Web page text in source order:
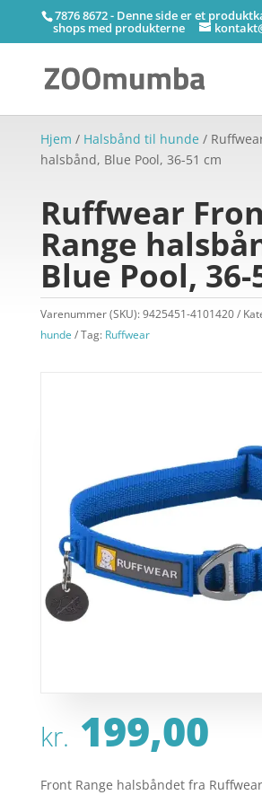
7876 8672 - Denne side er et
shops med produkterne
Hjem / Halsbånd til hunde /
halsbånd, Blue Pool, 36-51 cm
Ruffwear
Range
Blue Pool, 36-
Varenummer (SKU):9425451-4101420
hunde
Tag: Ruffwear
kr. 199,00
Front Range halsbåndet fra